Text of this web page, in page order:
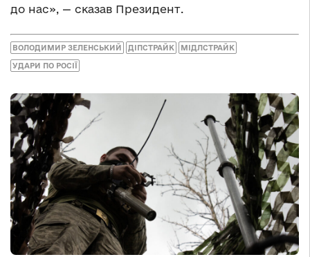
до нас», — сказав Президент.
ВОЛОДИМИР ЗЕЛЕНСЬКИЙ ДІПСТРАЙК МІДЛСТРАЙК
УДАРИ ПО РОСІЇ